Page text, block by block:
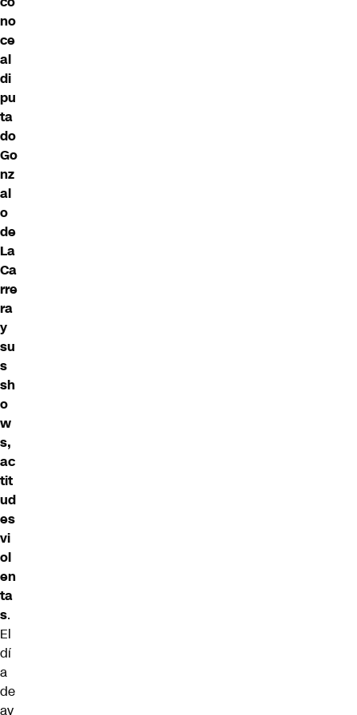
no
ce
al
di
pu
ta
do
Go
nz
al
o
de
La
Ca
rre
ra
y
su
s
sh
o
w
s,
ac
tit
ud
es
vi
ol
en
ta
s.
El
dí
a
de
ay